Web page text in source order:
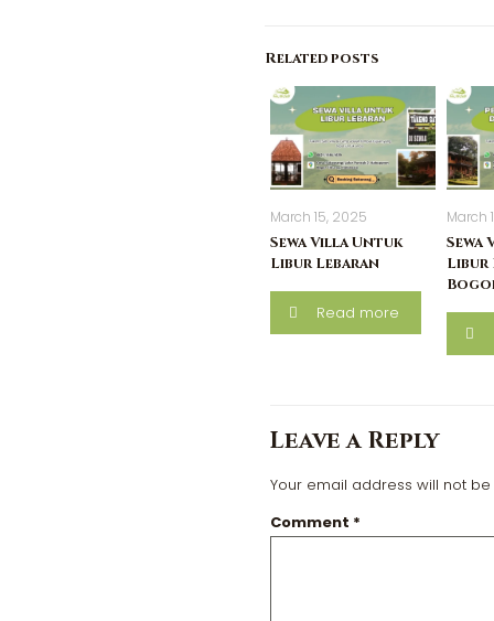
Related posts
March 15, 2025
Sewa Villa Untuk
Libur Lebaran
Read more
March
Libur
Leave a Reply
Your email address will not
Comment *